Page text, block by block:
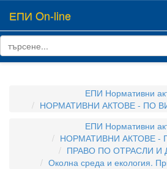
ЕПИ On-line
ЕПИ Нормативни
НОРМАТИВНИ АКТОВЕ - ПО
ЕПИ Нормативни
НОРМАТИВНИ АКТОВЕ -
ПРАВО ПО ОТРАСЛИ И
Околна среда и екология.